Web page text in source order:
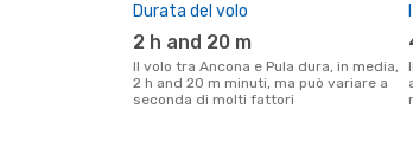
Durata del volo
2 h and 20 m
Il volo tra Ancona e Pula dura, in media,
2 h and 20 m minuti, ma può variare a
seconda di molti fattori
Il prezzo più economico per un volo solo